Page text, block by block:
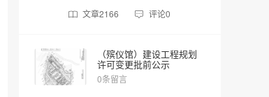
文章2166 评论0
（殡仪馆）建设工程规划
许可变更批前公示
0条留言